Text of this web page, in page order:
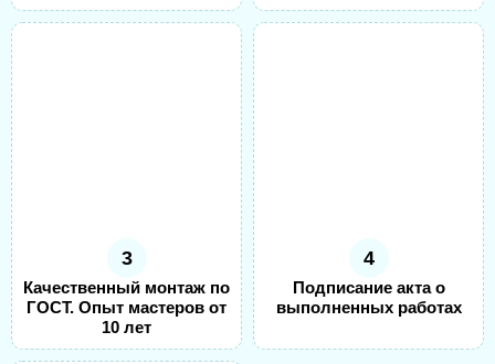
3
Качественный монтаж по
ГОСТ. Опыт мастеров от
10 лет
4
Подписание акта о
выполненных работах